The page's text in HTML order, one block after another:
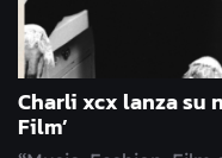
Charli xcx lanza su
Film’